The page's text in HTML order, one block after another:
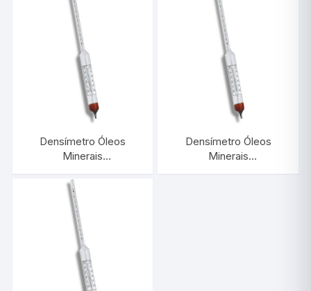
INCOTERM 5572
INCOTERM 5571.L
Densímetro Óleos
Minerais
Termômetro |
INCOTERM 5574.L
Densímetro Óleos
Minerais